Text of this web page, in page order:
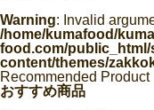
Warning: Invalid
/home/kumafood/
food.com/public_html/
content/themes/
Recommended Product
おすすめ商品